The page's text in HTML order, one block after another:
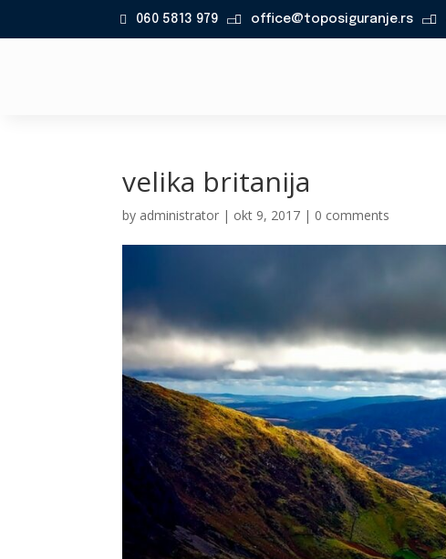
060 5813 979  office@toposiguranje.rs 
velika britanija
by administrator | okt 9, 2017 | 0 comments